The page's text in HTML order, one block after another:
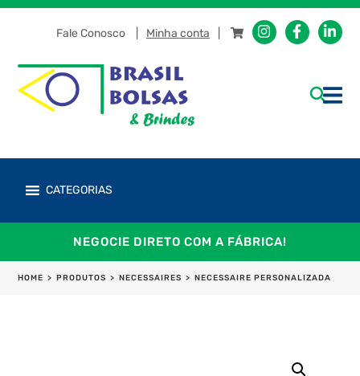
Fale Conosco Minha conta
CATEGORIAS
NEGOCIE DIRETO COM A FÁBRICA!
HOME > PRODUTOS > NECESSAIRES > NECESSAIRE PERSONALIZADA